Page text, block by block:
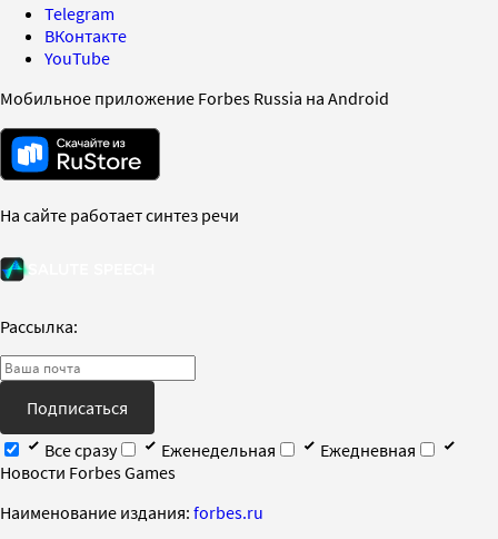
Telegram
ВКонтакте
YouTube
Мобильное приложение Forbes Russia на Android
На сайте работает синтез речи
Рассылка:
Подписаться
Все сразу
Еженедельная
Ежедневная
Новости Forbes Games
Наименование издания: forbes.ru